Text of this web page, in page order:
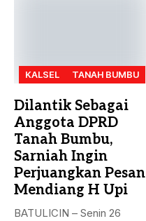
KALSEL TANAH BUMBU
Dilantik Sebagai
Anggota DPRD
Tanah Bumbu,
Sarniah Ingin
Perjuangkan Pesan
Mendiang H Upi
BATULICIN – Senin 26